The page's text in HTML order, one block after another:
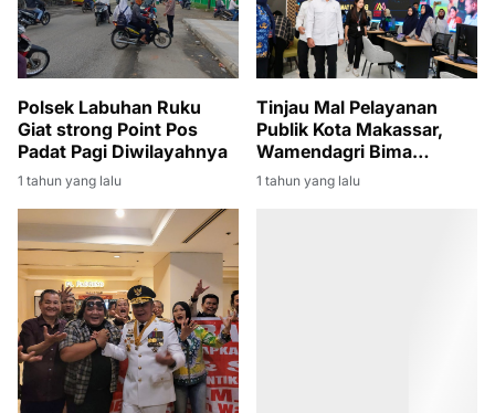
Polsek Labuhan Ruku
Giat strong Point Pos
Padat Pagi Diwilayahnya
1 tahun yang lalu
Tinjau Mal Pelayanan
Publik Kota Makassar,
Wamendagri Bima
Apresiasi Integrasi
Berbagai Layanan
1 tahun yang lalu